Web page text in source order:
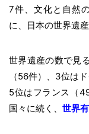
7件、文化と自然
に、日本の世界遺
世界遺産の数で見
（56件）、3位は
5位はフランス（
国々に続く、 世界